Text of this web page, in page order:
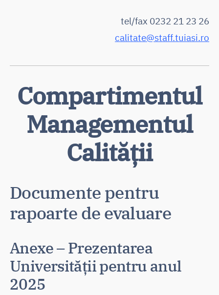
tel/fax 0232 21 23 26
calitate@staff.tuiasi.ro
Compartimentul
Managementul
Calității
Documente pentru
rapoarte de evaluare
Anexe – Prezentarea
Universității pentru anul
2025